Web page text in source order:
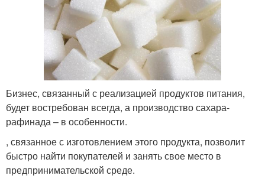
Бизнес, связанный с реализацией продуктов питания,
будет востребован всегда, а производство сахара-
рафинада – в особенности.
, связанное с изготовлением этого продукта, позволит
быстро найти покупателей и занять свое место в
предпринимательской среде.